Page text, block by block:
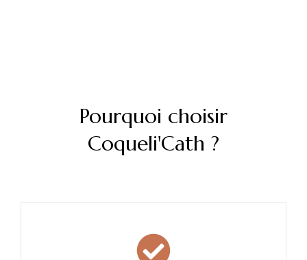
Pourquoi choisir
Coqueli'Cath ?